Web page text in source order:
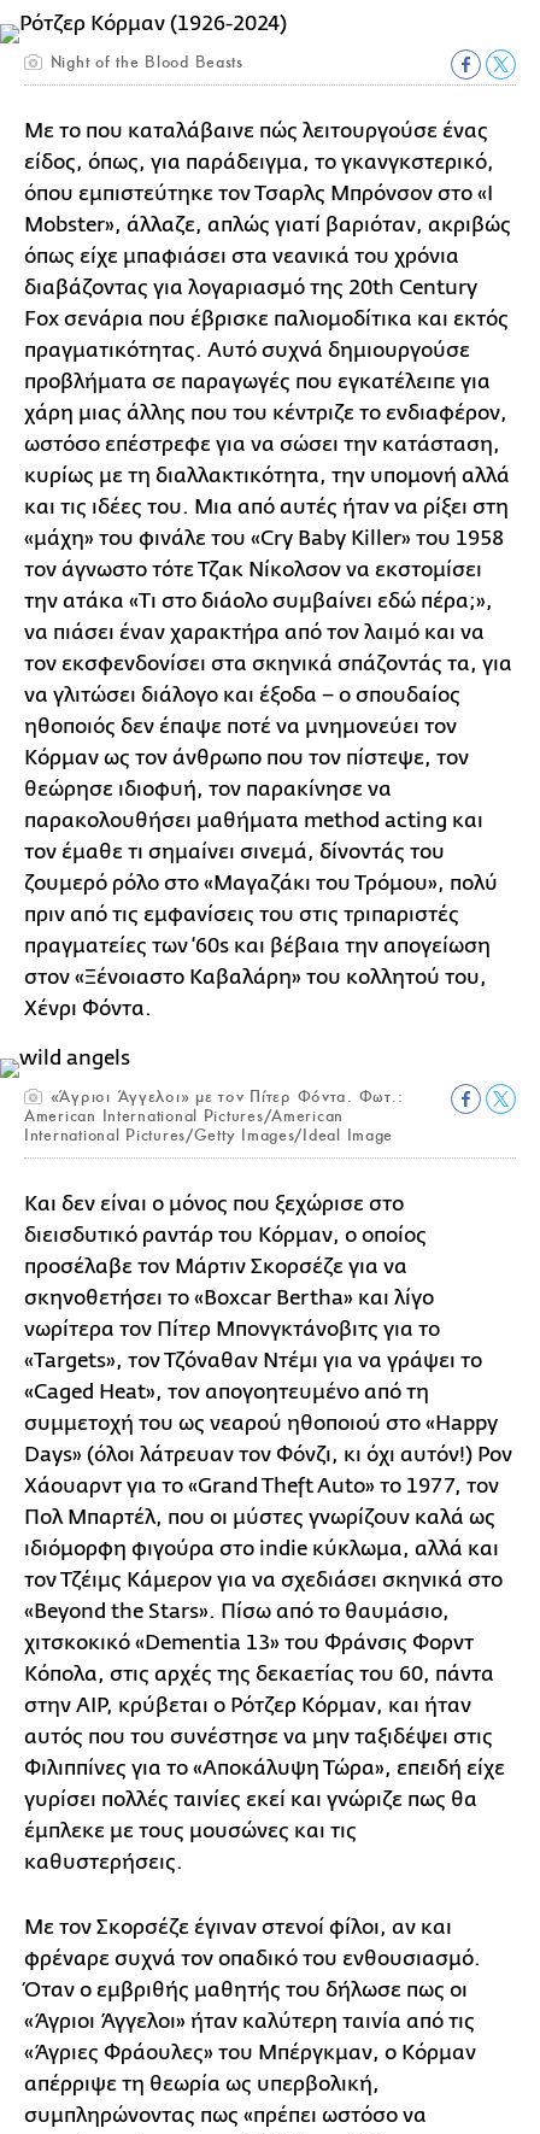
Night of the Blood Beasts
Με το που καταλάβαινε πώς λειτουργούσε ένας
είδος, όπως, για παράδειγμα, το γκανγκστερικό,
όπου εμπιστεύτηκε τον Τσαρλς Μπρόνσον στο «I
Mobster», άλλαζε, απλώς γιατί βαριόταν, ακριβώς
όπως είχε μπαφιάσει στα νεανικά του χρόνια
διαβάζοντας για λογαριασμό της 20th Century
Fox σενάρια που έβρισκε παλιομοδίτικα και εκτός
πραγματικότητας. Αυτό συχνά δημιουργούσε
προβλήματα σε παραγωγές που εγκατέλειπε για
χάρη μιας άλλης που του κέντριζε το ενδιαφέρον,
ωστόσο επέστρεφε για να σώσει την κατάσταση,
κυρίως με τη διαλλακτικότητα, την υπομονή αλλά
και τις ιδέες του. Μια από αυτές ήταν να ρίξει στη
«μάχη» του φινάλε του «Cry Baby Killer» του 1958
τον άγνωστο τότε Τζακ Νίκολσον να εκστομίσει
την ατάκα «Τι στο διάολο συμβαίνει εδώ πέρα;»,
να πιάσει έναν χαρακτήρα από τον λαιμό και να
τον εκσφενδονίσει στα σκηνικά σπάζοντάς τα, για
να γλιτώσει διάλογο και έξοδα − ο σπουδαίος
ηθοποιός δεν έπαψε ποτέ να μνημονεύει τον
Κόρμαν ως τον άνθρωπο που τον πίστεψε, τον
θεώρησε ιδιοφυή, τον παρακίνησε να
παρακολουθήσει μαθήματα method acting και
τον έμαθε τι σημαίνει σινεμά, δίνοντάς του
ζουμερό ρόλο στο «Μαγαζάκι του Τρόμου», πολύ
πριν από τις εμφανίσεις του στις τριπαριστές
πραγματείες των ‘60s και βέβαια την απογείωση
στον «Ξένοιαστο Καβαλάρη» του κολλητού του,
Χένρι Φόντα.
«Άγριοι Άγγελοι» με τον Πίτερ Φόντα. Φωτ.:
American International Pictures/American
International Pictures/Getty Images/Ιdeal Image
Και δεν είναι ο μόνος που ξεχώρισε στο
διεισδυτικό ραντάρ του Κόρμαν, ο οποίος
προσέλαβε τον Μάρτιν Σκορσέζε για να
σκηνοθετήσει το «Boxcar Bertha» και λίγο
νωρίτερα τον Πίτερ Μπονγκτάνοβιτς για το
«Targets», τον Τζόναθαν Ντέμι για να γράψει το
«Caged Heat», τον απογοητευμένο από τη
συμμετοχή του ως νεαρού ηθοποιού στο «Happy
Days» (όλοι λάτρευαν τον Φόνζι, κι όχι αυτόν!) Ρον
Χάουαρντ για το «Grand Theft Auto» το 1977, τον
Πολ Μπαρτέλ, που οι μύστες γνωρίζουν καλά ως
ιδιόμορφη φιγούρα στο indie κύκλωμα, αλλά και
τον Τζέιμς Κάμερον για να σχεδιάσει σκηνικά στο
«Beyond the Stars». Πίσω από το θαυμάσιο,
χιτσκοκικό «Dementia 13» του Φράνσις Φορντ
Κόπολα, στις αρχές της δεκαετίας του 60, πάντα
στην AIP, κρύβεται ο Ρότζερ Κόρμαν, και ήταν
αυτός που του συνέστησε να μην ταξιδέψει στις
Φιλιππίνες για το «Αποκάλυψη Τώρα», επειδή είχε
γυρίσει πολλές ταινίες εκεί και γνώριζε πως θα
έμπλεκε με τους μουσώνες και τις
καθυστερήσεις.
Με τον Σκορσέζε έγιναν στενοί φίλοι, αν και
φρέναρε συχνά τον οπαδικό του ενθουσιασμό.
Όταν ο εμβριθής μαθητής του δήλωσε πως οι
«Άγριοι Άγγελοι» ήταν καλύτερη ταινία από τις
«Άγριες Φράουλες» του Μπέργκμαν, ο Κόρμαν
απέρριψε τη θεωρία ως υπερβολική,
συμπληρώνοντας πως «πρέπει ωστόσο να